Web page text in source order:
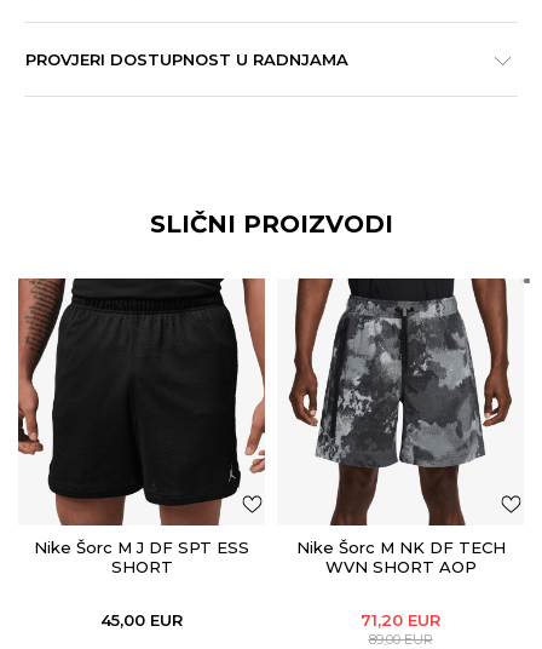
PROVJERI DOSTUPNOST U RADNJAMA
SLIČNI PROIZVODI
Nike Šorc M J DF SPT ESS
SHORT
45,00 EUR
Nike Šorc M NK DF TECH
WVN SHORT AOP
71,20 EUR
89,00EUR